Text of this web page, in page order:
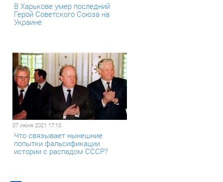
В Харькове умер последний
Герой Советского Союза на
Украине
07 июня 2021 17:13
Что связывает нынешние
попытки фальсификации
истории с распадом СССР?